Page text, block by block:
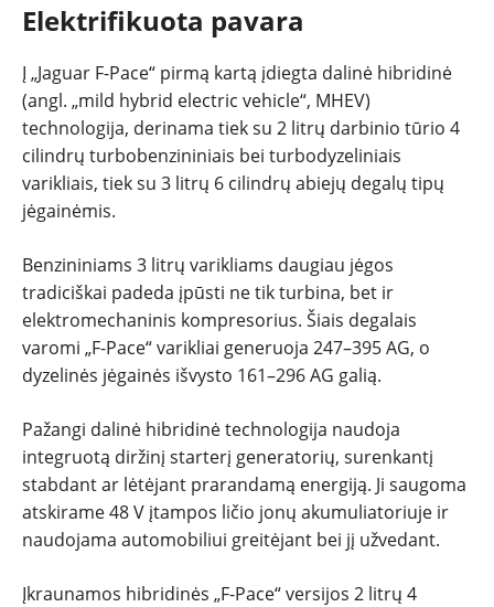
SPORTAS
PATARIMAI
ĮVAIRENYBĖS
Elektrifikuota pavara
Į „Jaguar F-Pace“ pirmą kartą įdiegta dalinė hibridinė
(angl. „mild hybrid electric vehicle“, MHEV)
technologija, derinama tiek su 2 litrų darbinio tūrio 4
cilindrų turbobenzininiais bei turbodyzeliniais
varikliais, tiek su 3 litrų 6 cilindrų abiejų degalų tipų
jėgainėmis.
Benzininiams 3 litrų varikliams daugiau jėgos
tradiciškai padeda įpūsti ne tik turbina, bet ir
elektromechaninis kompresorius. Šiais degalais
varomi „F-Pace“ varikliai generuoja 247–395 AG, o
dyzelinės jėgainės išvysto 161–296 AG galią.
Pažangi dalinė hibridinė technologija naudoja
integruotą diržinį starterį generatorių, surenkantį
stabdant ar lėtėjant prarandamą energiją. Ji saugoma
atskirame 48 V įtampos ličio jonų akumuliatoriuje ir
naudojama automobiliui greitėjant bei jį užvedant.
Įkraunamos hibridinės „F-Pace“ versijos 2 litrų 4